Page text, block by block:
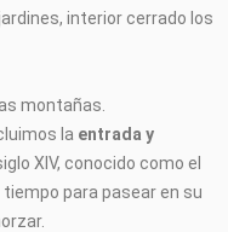
interior cerrado los
montañas.
la entrada y
XIV, conocido como el
tiempo para pasear en su